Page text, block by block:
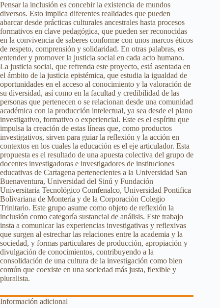
Pensar la inclusión es concebir la existencia de mundos
diversos. Esto implica diferentes realidades que pueden
abarcar desde prácticas culturales ancestrales hasta procesos
formativos en clave pedagógica, que pueden ser reconocidas
en la convivencia de saberes conforme con unos marcos éticos
de respeto, comprensión y solidaridad. En otras palabras, es
entender y promover la justicia social en cada acto humano.
La justicia social, que refrenda este proyecto, está asentada en
el ámbito de la justicia epistémica, que estudia la igualdad de
oportunidades en el acceso al conocimiento y la valoración de
su diversidad, así como en la facultad y credibilidad de las
personas que pertenecen o se relacionan desde una comunidad
académica con la producción intelectual, ya sea desde el plano
investigativo, formativo o experiencial. Este es el espíritu que
impulsa la creación de estas líneas que, como productos
investigativos, sirven para guiar la reflexión y la acción en
contextos en los cuales la educación es el eje articulador. Esta
propuesta es el resultado de una apuesta colectiva del grupo de
docentes investigadoras e investigadores de instituciones
educativas de Cartagena pertenecientes a la Universidad San
Buenaventura, Universidad del Sinú y Fundación
Universitaria Tecnológico Comfenalco, Universidad Pontifica
Bolivariana de Montería y de la Corporación Colegio
Trinitario. Este grupo asume como objeto de reflexión la
inclusión como categoría sustancial de análisis. Este trabajo
insta a comunicar las experiencias investigativas y reflexivas
que surgen al estrechar las relaciones entre la academia y la
sociedad, y formas particulares de producción, apropiación y
divulgación de conocimientos, contribuyendo a la
consolidación de una cultura de la investigación como bien
común que coexiste en una sociedad más justa, flexible y
pluralista.
Información adicional